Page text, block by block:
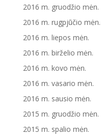
2016 m. gruodžio mėn.
2016 m. rugpjūčio mėn.
2016 m. liepos mėn.
2016 m. birželio mėn.
2016 m. kovo mėn.
2016 m. vasario mėn.
2016 m. sausio mėn.
2015 m. gruodžio mėn.
2015 m. spalio mėn.